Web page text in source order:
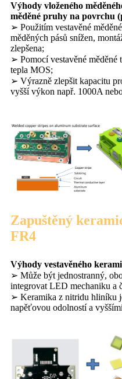
Výhody vloženého
měděné pruhy na povrchu
➢ Použitím vestavěné
měděných pásů snížen,
zlepšena;
➢ Pomocí vestavěné měděné
tepla MOS;
➢ Výrazně zlepšit kapacitu
vyšší výkon např. 1000A
Zapuštěný
FR4
Výhody vestavěného
➢ Může být jednostranný,
integrovat LED mechaniku a
➢ Keramika z nitridu hliníku
napěťovou odolností a